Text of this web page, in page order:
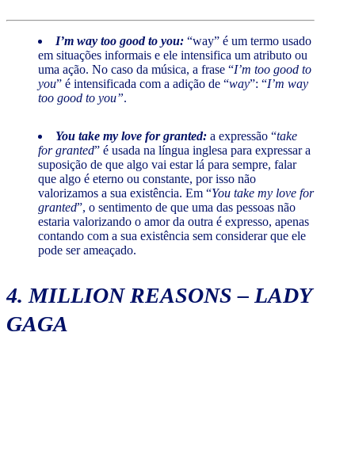
I’m way too good to you: “way” é um termo usado
em situações informais e ele intensifica um atributo ou
uma ação. No caso da música, a frase “I’m too good to
you” é intensificada com a adição de “way”: “I’m way
too good to you”.
You take my love for granted: a expressão “take
for granted” é usada na língua inglesa para expressar a
suposição de que algo vai estar lá para sempre, falar
que algo é eterno ou constante, por isso não
valorizamos a sua existência. Em “You take my love for
granted”, o sentimento de que uma das pessoas não
estaria valorizando o amor da outra é expresso, apenas
contando com a sua existência sem considerar que ele
pode ser ameaçado.
4. MILLION REASONS– LADY
GAGA